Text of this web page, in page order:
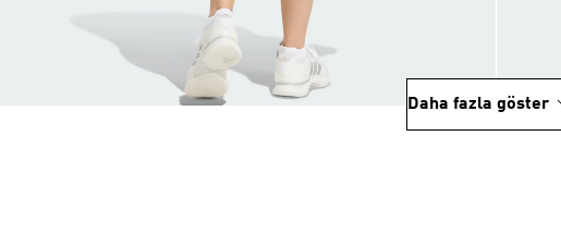
Daha fazla göster